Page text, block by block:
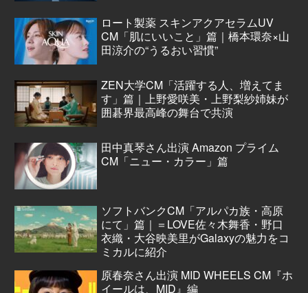
ロート製薬 スキンアクアセラムUV
CM「肌にいいこと」篇｜橋本環奈×山
田涼介の“うるおい習慣”
ZEN大学CM「活躍する人、増えてま
す」篇｜上野愛咲美・上野梨紗姉妹が
囲碁界最高峰の舞台で共演
田中真琴さん出演 Amazon プライム
CM「ニュー・カラー」篇
ソフトバンクCM「アルパカ族・高原
にて」篇｜＝LOVE佐々木舞香・野口
衣織・大谷映美里がGalaxyの魅力をコ
ミカルに紹介
原春奈さん出演 MID WHEELS CM『ホ
イールは、MID』編